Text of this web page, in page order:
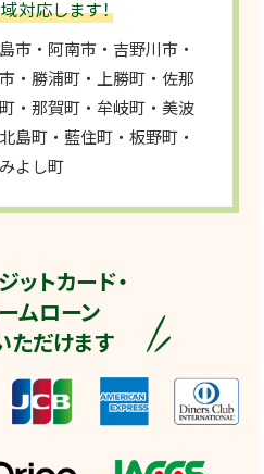
対応します！
市・阿南市・吉野川市・
・勝浦町・上勝町・佐那
・那賀町・牟岐町・美波
島町・藍住町・板野町・
よし町
ットカード・
ムローン
ただけます